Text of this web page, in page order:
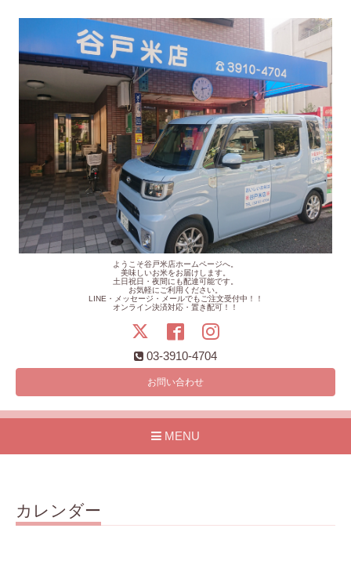
ようこそ谷戸米店ホームページへ。
美味しいお米をお届けします。
土日祝日・夜間にも配達可能です。
お気軽にご利用ください。
LINE・メッセージ・メールでもご注文受付中！！
オンライン決済対応・置き配可！！
03-3910-4704
お問い合わせ
MENU
カレンダー